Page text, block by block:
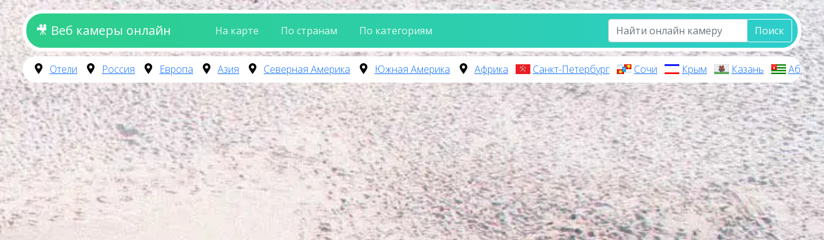
🎥 Веб камеры онлайн На карте По странам По категориям Поиск
Отели Россия Европа Азия Северная Америка Южная Америка Африка Санкт-Петербург Сочи Крым Казань